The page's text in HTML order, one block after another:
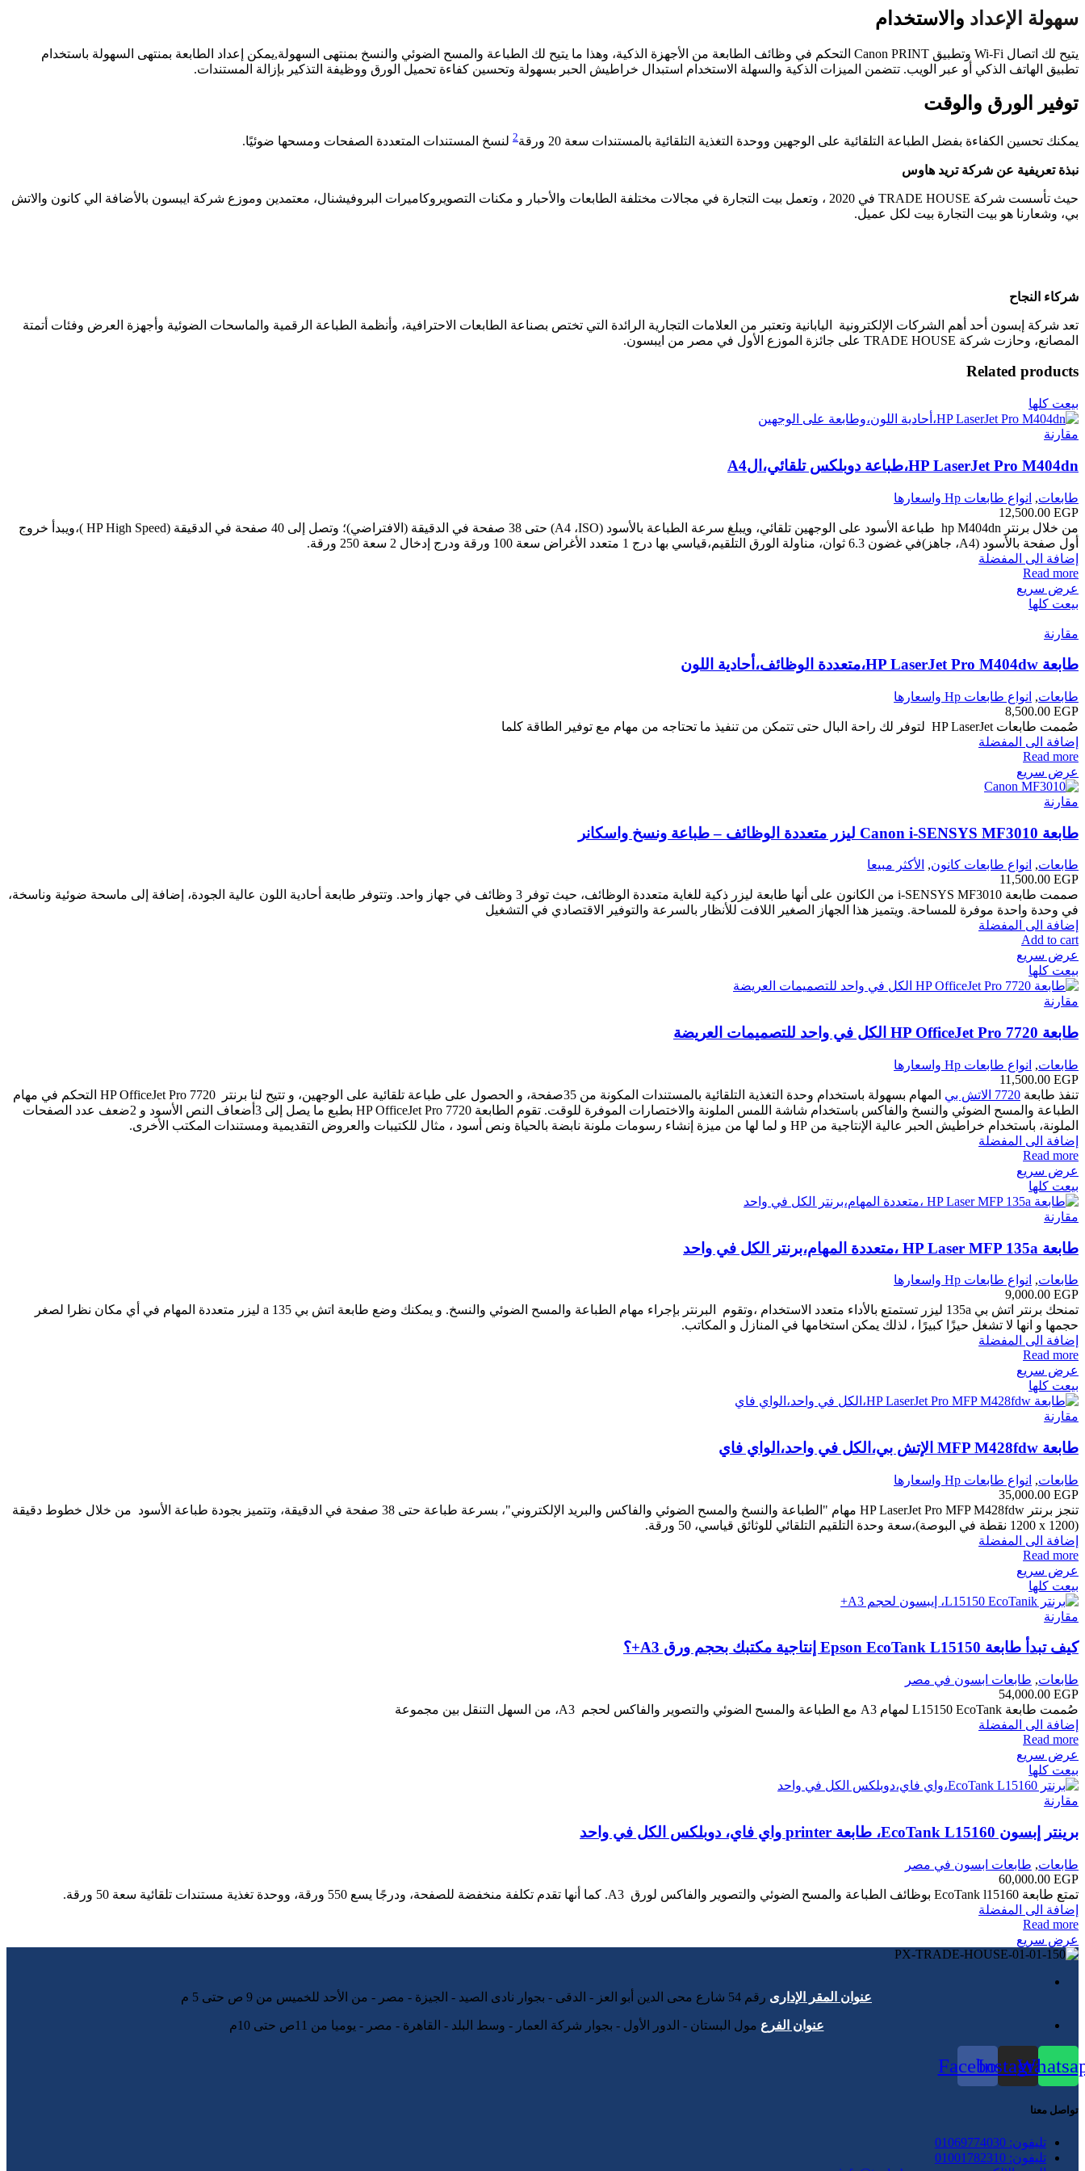
سهولة الإعداد والاستخدام
يتيح لك اتصال Wi-Fi وتطبيق Canon PRINT التحكم في وظائف الطابعة من الأجهزة الذكية، وهذا ما يتيح لك الطباعة والمسح الضوئي والنسخ بمنتهى السهولة,يمكن إعداد الطابعة بمنتهى السهولة باستخدام
تطبيق الهاتف الذكي أو عبر الويب. تتضمن الميزات الذكية والسهلة الاستخدام استبدال خراطيش الحبر بسهولة وتحسين كفاءة تحميل الورق ووظيفة التذكير بإزالة المستندات.
توفير الورق والوقت
يمكنك تحسين الكفاءة بفضل الطباعة التلقائية على الوجهين ووحدة التغذية التلقائية بالمستندات سعة 20 ورقة 2 لنسخ المستندات المتعددة الصفحات ومسحها ضوئيًا.
نبذة تعريفية عن شركة تريد هاوس
حيث تأسست شركة TRADE HOUSE في 2020 ، وتعمل بيت التجارة في مجالات مختلفة الطابعات والأحبار و مكنات التصويروكاميرات البروفيشنال، معتمدين وموزع شركة ايبسون بالأضافة الي كانون والاتش
بي، وشعارنا هو بيت التجارة بيت لكل عميل.
شركاء النجاح
تعد شركة إبسون أحد أهم الشركات الإلكترونية اليابانية وتعتبر من العلامات التجارية الرائدة التي تختص بصناعة الطابعات الاحترافية، وأنظمة الطباعة الرقمية والماسحات الضوئية وأجهزة العرض وفئات أتمتة
المصانع، وحازت شركة TRADE HOUSE على جائزة الموزع الأول في مصر من ايبسون.
Related products
بيعت كلها
مقارنة
HP LaserJet Pro M404dn،طباعة دوبلكس تلقائي،الA4
طابعات, انواع طابعات Hp واسعارها
12,500.00 EGP
من خلال برنتر hp M404dn طباعة الأسود على الوجهين تلقائي، ويبلغ سرعة الطباعة بالأسود (ISO‏، A4‏) حتى 38 صفحة في الدقيقة (الافتراضي)؛ وتصل إلى 40 صفحة في الدقيقة (HP High Speed )،ويبدأ خروج
أول صفحة بالأسود (A4، جاهز)في غضون 6.3 ثوان، مناولة الورق التلقيم،قياسي بها درج 1 متعدد الأغراض سعة 100 ورقة ودرج إدخال 2 سعة 250 ورقة.
إضافة الى المفضلة
Read more
عرض سريع
بيعت كلها
مقارنة
طابعة HP LaserJet Pro M404dw،متعددة الوظائف،أحادية اللون
طابعات, انواع طابعات Hp واسعارها
8,500.00 EGP
صُممت طابعات HP LaserJet لتوفر لك راحة البال حتى تتمكن من تنفيذ ما تحتاجه من مهام مع توفير الطاقة كلما
إضافة الى المفضلة
Read more
عرض سريع
مقارنة
طابعة Canon i-SENSYS MF3010 ليزر متعددة الوظائف – طباعة ونسخ واسكانر
طابعات, انواع طابعات كانون, الأكثر مبيعا
11,500.00 EGP
صممت طابعة i-SENSYS MF3010 من الكانون على أنها طابعة ليزر ذكية للغاية متعددة الوظائف، حيث توفر 3 وظائف في جهاز واحد. وتتوفر طابعة أحادية اللون عالية الجودة، إضافة إلى ماسحة ضوئية وناسخة،
في وحدة واحدة موفرة للمساحة. ويتميز هذا الجهاز الصغير اللافت للأنظار بالسرعة والتوفير الاقتصادي في التشغيل
إضافة الى المفضلة
Add to cart
عرض سريع
بيعت كلها
مقارنة
طابعة HP OfficeJet Pro 7720 الكل في واحد للتصميمات العريضة
طابعات, انواع طابعات Hp واسعارها
11,500.00 EGP
تنفذ طابعة 7720 الاتش بي
المهام بسهولة باستخدام وحدة التغذية التلقائية بالمستندات المكونة من 35صفحة، و الحصول على طباعة تلقائية على الوجهين، و تتيح لنا برنتر HP OfficeJet Pro 7720 التحكم في مهام
الطباعة والمسح الضوئي والنسخ والفاكس باستخدام شاشة اللمس الملونة والاختصارات الموفرة للوقت. تقوم الطابعة HP OfficeJet Pro 7720 بطبع ما يصل إلى 3أضعاف النص الأسود و 2ضعف عدد الصفحات
الملونة، باستخدام خراطيش الحبر عالية الإنتاجية من HP و لما لها من ميزة إنشاء رسومات ملونة نابضة بالحياة ونص أسود ، مثال للكتيبات والعروض التقديمية ومستندات المكتب الأخرى.
إضافة الى المفضلة
Read more
عرض سريع
بيعت كلها
مقارنة
طابعة HP Laser MFP 135a ،متعددة المهام،برنتر الكل في واحد
طابعات, انواع طابعات Hp واسعارها
9,000.00 EGP
تمنحك برنتر اتش بي 135a ليزر تستمتع بالأداء متعدد الاستخدام ،وتقوم البرنتر بإجراء مهام الطباعة والمسح الضوئي والنسخ. و يمكنك وضع طابعة اتش بي 135 a ليزر متعددة المهام في أي مكان نظرا لصغر
حجمها و انها لا تشغل حيزًا كبيرًا ، لذلك يمكن استخامها في المنازل و المكاتب.
إضافة الى المفضلة
Read more
عرض سريع
بيعت كلها
مقارنة
طابعة MFP M428fdw الإتش بي،الكل في واحد،الواي فاي
طابعات, انواع طابعات Hp واسعارها
35,000.00 EGP
تنجز برنتر HP LaserJet Pro MFP M428fdw مهام "الطباعة والنسخ والمسح الضوئي والفاكس والبريد الإلكتروني"، بسرعة طباعة حتى 38 صفحة في الدقيقة، وتتميز بجودة طباعة الأسود من خلال خطوط دقيقة
(1200 x‏ 1200 نقطة في البوصة)،سعة وحدة التلقيم التلقائي للوثائق قياسي، 50 ورقة.
إضافة الى المفضلة
Read more
عرض سريع
بيعت كلها
مقارنة
كيف تبدأ طابعة Epson EcoTank L15150 إنتاجية مكتبك بحجم ورق A3+؟
طابعات, طابعات ابسون في مصر
54,000.00 EGP
صُممت طابعة L15150 EcoTank لمهام A3 مع الطباعة والمسح الضوئي والتصوير والفاكس لحجم A3 ‎، من السهل التنقل بين مجموعة
إضافة الى المفضلة
Read more
عرض سريع
بيعت كلها
مقارنة
برينتر إبسون EcoTank L15160، طابعة printer واي فاي، دوبلكس الكل في واحد
طابعات, طابعات ابسون في مصر
60,000.00 EGP
تمتع طابعة EcoTank l15160 بوظائف الطباعة والمسح الضوئي والتصوير والفاكس لورق A3 ‎. كما أنها تقدم تكلفة منخفضة للصفحة، ودرجًا يسع 550 ورقة، ووحدة تغذية مستندات تلقائية سعة 50 ورقة.
إضافة الى المفضلة
Read more
عرض سريع
عنوان المقر الإدارى رقم 54 شارع محى الدين أبو العز - الدقى - بجوار نادى الصيد - الجيزة - مصر - من الأحد للخميس من 9 ص حتى 5 م
عنوان الفرع مول البستان - الدور الأول - بجوار شركة العمار - وسط البلد - القاهرة - مصر - يوميا من 11ص حتى 10م
Instagram
Facebook
تواصل معنا
تليفون: 01069774030
تليفون: 01001782310